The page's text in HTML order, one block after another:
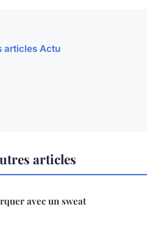
articles Actu
articles
avec un sweat